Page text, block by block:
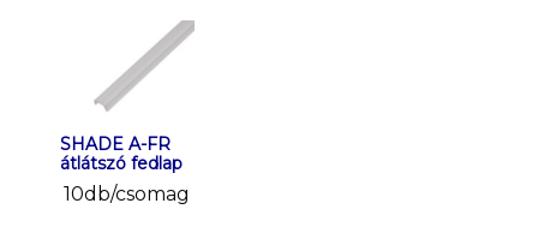
SHADE A-FR
átlátszó fedlap
10db/csomag